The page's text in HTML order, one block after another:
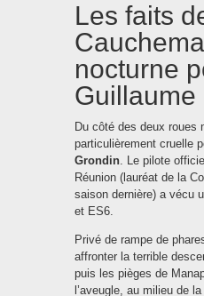
Les faits
nocturne
Guillaume
Du côté des deux roues
particulièrement cruelle
Grondin. Le pilote
Réunion (lauréat de la
saison dernière) a vécu
et ES6.
Privé de rampe de
affronter la terrible
puis les pièges de
l’aveugle, au milieu de